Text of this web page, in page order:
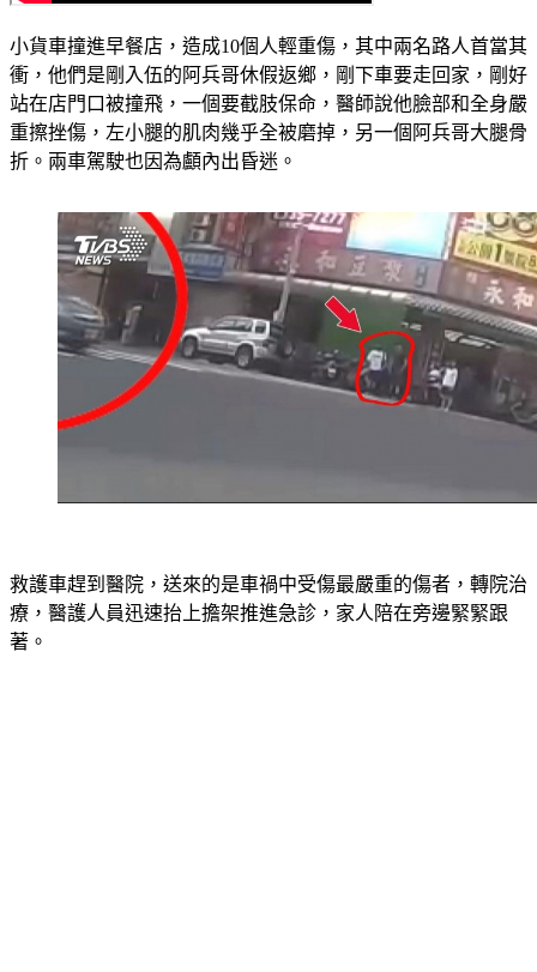
衝，他們是剛入伍的阿兵哥休假返鄉，剛下車要走回家，剛好
站在店門口被撞飛，一個要截肢保命，醫師說他臉部和全身嚴
重擦挫傷，左小腿的肌肉幾乎全被磨掉，另一個阿兵哥大腿骨
折。兩車駕駛也因為顱內出昏迷。
療，醫護人員迅速抬上擔架推進急診，家人陪在旁邊緊緊跟
著。